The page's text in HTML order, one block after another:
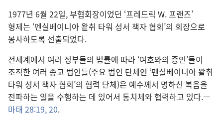
1977년 6월 22일, 부협회장이었던 ‘프레드릭 W. 프랜즈’
형제는 ‘펜실베이니아 왙취 타워 성서 책자 협회’의 회장으로
봉사하도록 선출되었다.
전세계에서 여러 정부들의 법률에 따라 ‘여호와의 증인’들이
조직한 여러 종교 법인들(주요 법인 단체인 ‘펜실베이니아 왙취
타워 성서 책자 협회’의 협력 단체)은 예수께서 명하신 복음을
전파하는 일을 수행하는 데 있어서 통치체와 협력하고 있다.—
마태 28:19, 20.